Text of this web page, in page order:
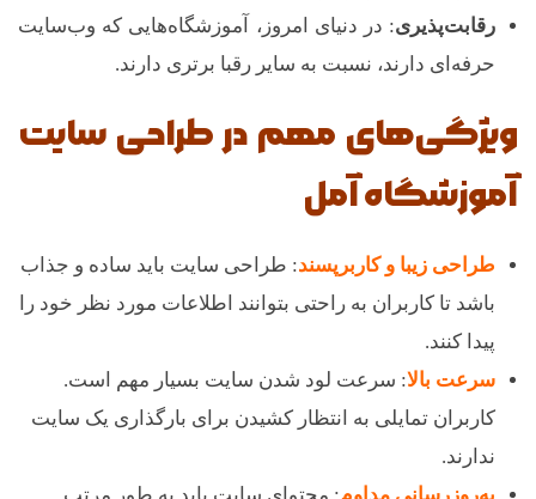
رقابت‌پذیری: در دنیای امروز، آموزشگاه‌هایی که وب‌سایت
حرفه‌ای دارند، نسبت به سایر رقبا برتری دارند.
ویژگی‌های مهم در طراحی سایت
آموزشگاه آمل
طراحی زیبا و کاربرپسند: طراحی سایت باید ساده و جذاب
باشد تا کاربران به راحتی بتوانند اطلاعات مورد نظر خود را
پیدا کنند.
سرعت بالا: سرعت لود شدن سایت بسیار مهم است.
کاربران تمایلی به انتظار کشیدن برای بارگذاری یک سایت
ندارند.